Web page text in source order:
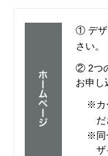
① デザ
さい。
② 2つ
お申し
※カ
だ
※同
ザ